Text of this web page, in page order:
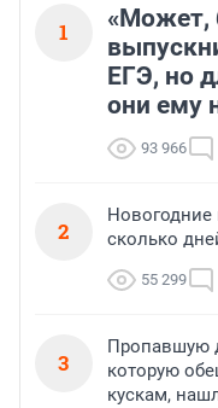
1
«Может,
ЕГЭ, но
они ему
93 966
2
Новогодние
сколько
55 299
3
Пропавшую
которую
кускам,